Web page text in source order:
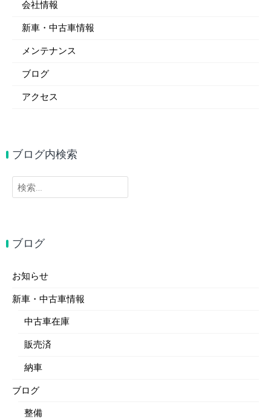
会社情報
新車・中古車情報
メンテナンス
ブログ
アクセス
ブログ内検索
検
索:
ブログ
お知らせ
新車・中古車情報
中古車在庫
販売済
納車
ブログ
整備